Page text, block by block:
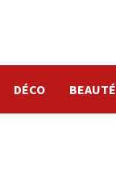
DÉCO BEAUTÉ